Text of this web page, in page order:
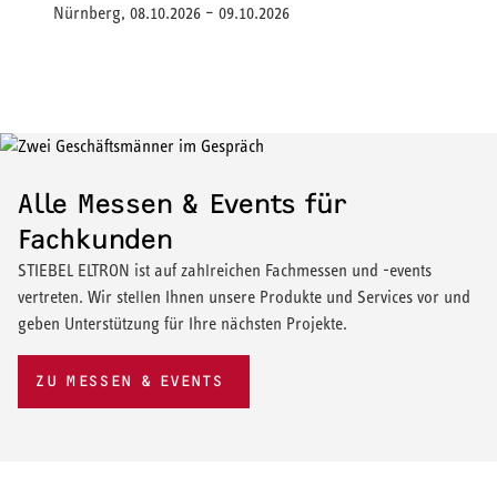
Nürnberg, 08.10.2026 – 09.10.2026
Alle Messen & Events für
Fachkunden
STIEBEL ELTRON ist auf zahlreichen Fachmessen und -events
vertreten. Wir stellen Ihnen unsere Produkte und Services vor und
geben Unterstützung für Ihre nächsten Projekte.
ZU MESSEN & EVENTS